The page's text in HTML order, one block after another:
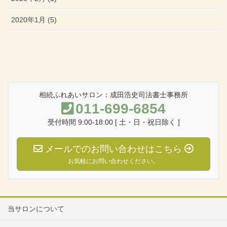
2020年1月 (5)
相続ふれあいサロン：成田浩史司法書士事務所
011-699-6854
受付時間 9:00-18:00 [ 土・日・祝日除く ]
メールでのお問い合わせはこちら
お気軽にお問い合わせください。
当サロンについて